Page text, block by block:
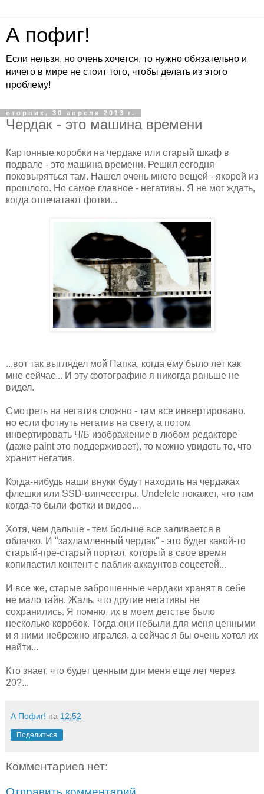
А пофиг!
Если нельзя, но очень хочется, то нужно обязательно и
ничего в мире не стоит того, чтобы делать из этого
проблему!
вторник, 30 апреля 2013 г.
Чердак - это машина времени
Картонные коробки на чердаке или старый шкаф в
подвале - это машина времени. Решил сегодня
поковыряться там. Нашел очень много вещей - якорей из
прошлого. Но самое главное - негативы. Я не мог ждать,
когда отпечатают фотки...
...вот так выглядел мой Папка, когда ему было лет как
мне сейчас... И эту фотографию я никогда раньше не
видел.
Смотреть на негатив сложно - там все инвертировано,
но если фотнуть негатив на свету, а потом
инвертировать Ч/Б изображение в любом редакторе
(даже paint это поддерживает), то можно увидеть то, что
хранит негатив.
Когда-нибудь наши внуки будут находить на чердаках
флешки или SSD-винчесетры. Undelete покажет, что там
когда-то были фотки и видео...
Хотя, чем дальше - тем больше все заливается в
облачко. И "захламленный чердак" - это будет какой-то
старый-пре-старый портал, который в свое время
копипастил контент с паблик аккаунтов соцсетей...
И все же, старые заброшенные чердаки хранят в себе
не мало тайн. Жаль, что другие негативы не
сохранились. Я помню, их в моем детстве было
несколько коробок. Тогда они небыли для меня ценными
и я ними небрежно игрался, а сейчас я бы очень хотел их
найти...
Кто знает, что будет ценным для меня еще лет через
20?...
А Пофиг! на 12:52
Поделиться
Комментариев нет: